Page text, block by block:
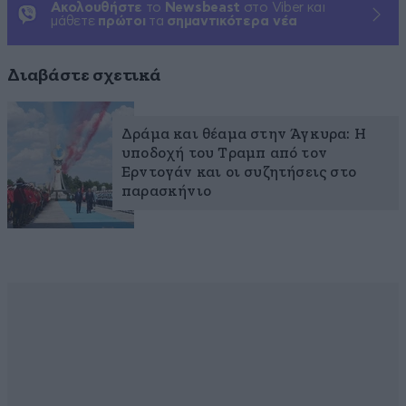
Ακολουθήστε το Newsbeast στο Viber και
μάθετε πρώτοι τα σημαντικότερα νέα
Διαβάστε σχετικά
Δράμα και θέαμα στην Άγκυρα: Η
υποδοχή του Τραμπ από τον
Ερντογάν και οι συζητήσεις στο
παρασκήνιο